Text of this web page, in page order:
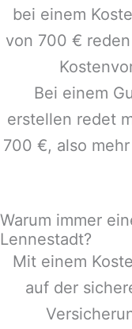
bei einem
von 700 €
Bei einem
erstellen redet
700 €, also
Warum immer
Lennestadt?
Mit einem
auf der